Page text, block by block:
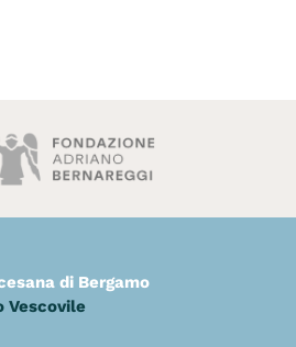
di Bergamo
Vescovile